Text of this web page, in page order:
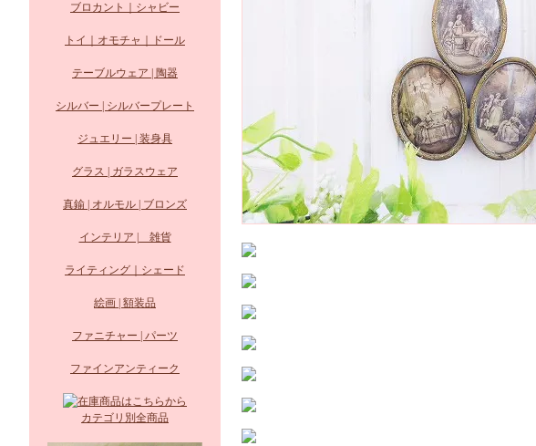
ブロカント｜シャビー
トイ｜オモチャ｜ドール
テーブルウェア | 陶器
シルバー | シルバープレート
ジュエリー | 装身具
グラス | ガラスウェア
真鍮 | オルモル | ブロンズ
インテリア | 雑貨
ライティング｜シェード
絵画 | 額装品
ファニチャー | パーツ
ファインアンティーク
カテゴリ別全商品